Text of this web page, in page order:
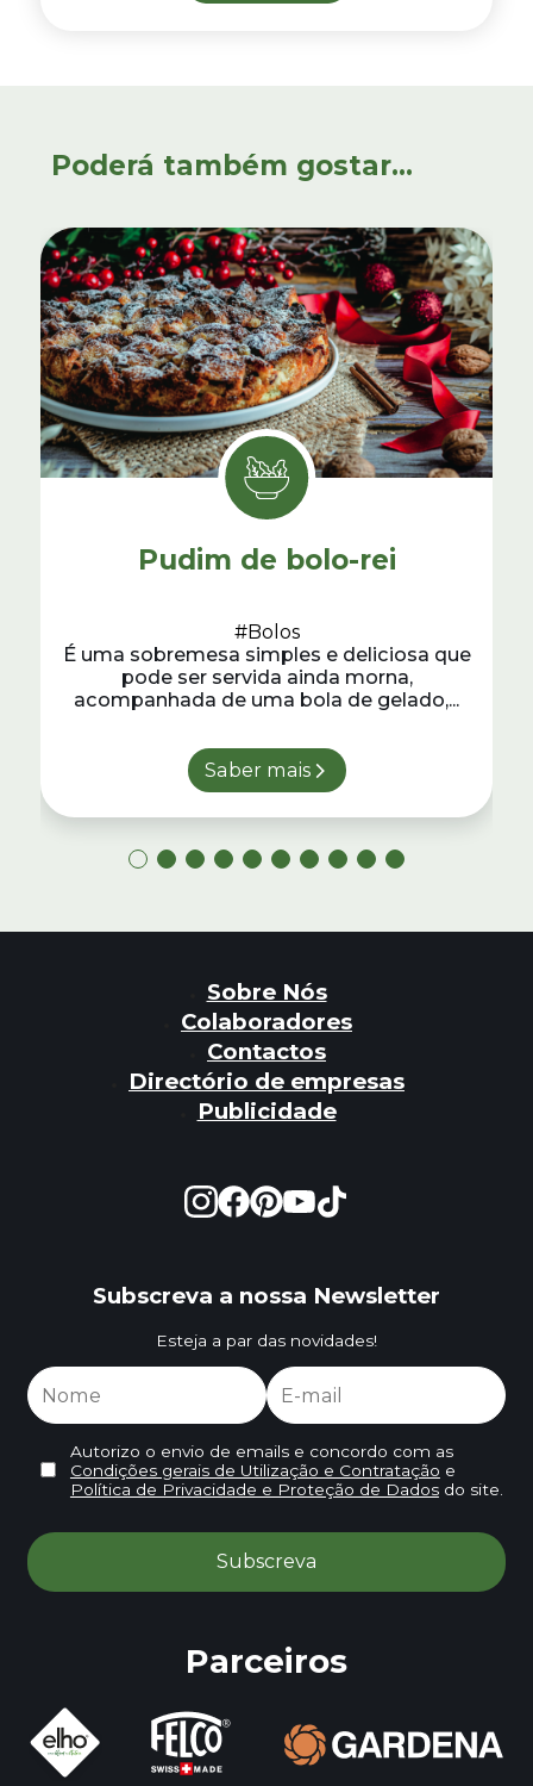
Poderá também gostar...
Pudim de bolo-rei
#Bolos
É uma sobremesa simples e deliciosa que
pode ser servida ainda morna,
acompanhada de uma bola de gelado,...
Saber mais
Sobre Nós
Colaboradores
Contactos
Directório de empresas
Publicidade
Subscreva a nossa Newsletter
Esteja a par das novidades!
Autorizo o envio de emails e concordo com as
Condições gerais de Utilização e Contratação e
Política de Privacidade e Proteção de Dadosdo site.
Parceiros